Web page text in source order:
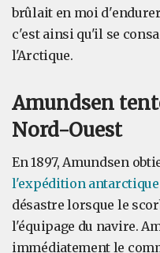
brûlait en moi
c'est ainsi qu'il se
l'Arctique.
Amundsen
Nord-Ouest
En 1897, Amundsen
l'expédition antarctique
désastre lorsque le
l'équipage du navire.
immédiatement le